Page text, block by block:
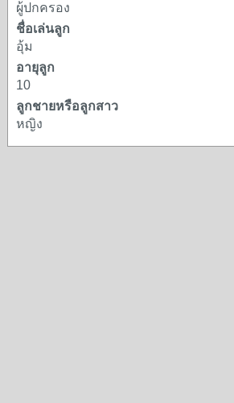
ผู้ปกครอง
ชื่อเล่นลูก
อุ้ม
อายุลูก
10
ลูกชายหรือลูกสาว
หญิง